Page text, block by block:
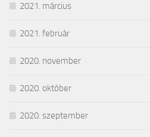
2021. március
2021. február
2020. november
2020. október
2020. szeptember